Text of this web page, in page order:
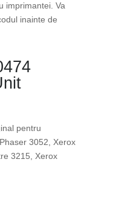
imprimantei. Va
inainte de
pentru
3052, Xerox
3215, Xerox